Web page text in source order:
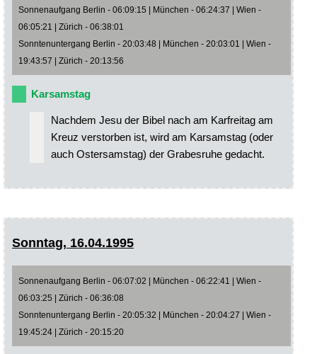
Sonnenaufgang Berlin - 06:09:15 | München - 06:24:37 | Wien -
06:05:21 | Zürich - 06:38:01
Sonntenuntergang Berlin - 20:03:48 | München - 20:03:01 | Wien -
19:43:57 | Zürich - 20:13:56
Karsamstag
Nachdem Jesu der Bibel nach am Karfreitag am
Kreuz verstorben ist, wird am Karsamstag (oder
auch Ostersamstag) der Grabesruhe gedacht.
Sonntag, 16.04.1995
Sonnenaufgang Berlin - 06:07:02 | München - 06:22:41 | Wien -
06:03:25 | Zürich - 06:36:08
Sonntenuntergang Berlin - 20:05:32 | München - 20:04:27 | Wien -
19:45:24 | Zürich - 20:15:20